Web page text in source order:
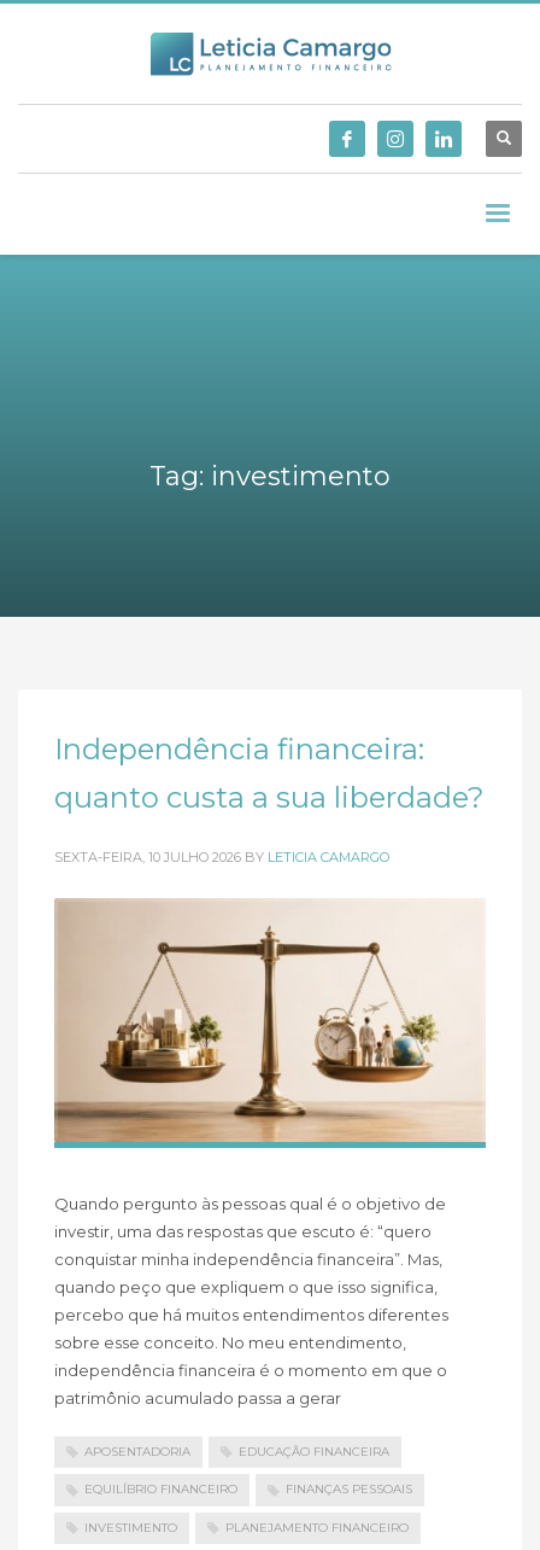
Tag: investimento
Independência financeira:
quanto custa a sua liberdade?
SEXTA-FEIRA, 10 JULHO 2026 BY LETICIA CAMARGO
Quando pergunto às pessoas qual é o objetivo de
investir, uma das respostas que escuto é: “quero
conquistar minha independência financeira”. Mas,
quando peço que expliquem o que isso significa,
percebo que há muitos entendimentos diferentes
sobre esse conceito. No meu entendimento,
independência financeira é o momento em que o
patrimônio acumulado passa a gerar
APOSENTADORIA EDUCAÇÃO FINANCEIRA
EQUILÍBRIO FINANCEIRO FINANÇAS PESSOAIS
INVESTIMENTO PLANEJAMENTO FINANCEIRO